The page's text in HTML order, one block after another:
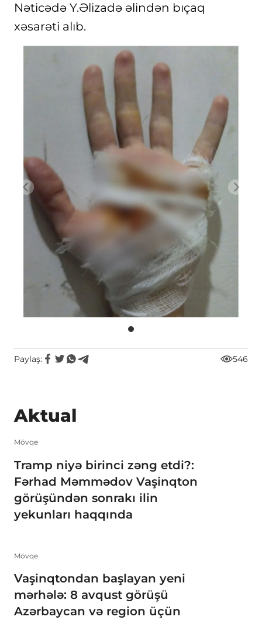
Nəticədə Y.Əlizadə əlindən bıçaq
xəsarəti alıb.
Paylaş: 546
Aktual
Mövqe
Tramp niyə birinci zəng etdi?:
Fərhad Məmmədov Vaşinqton
görüşündən sonrakı ilin
yekunları haqqında
Mövqe
Vaşinqtondan başlayan yeni
mərhələ: 8 avqust görüşü
Azərbaycan və region üçün